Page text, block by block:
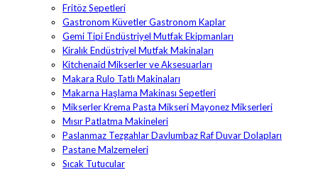
Fritöz Sepetleri
Gastronom Küvetler Gastronom Kaplar
Gemi Tipi Endüstriyel Mutfak Ekipmanları
Kiralık Endüstriyel Mutfak Makinaları
Kitchenaid Mikserler ve Aksesuarları
Makara Rulo Tatlı Makinaları
Makarna Haşlama Makinası Sepetleri
Mikserler Krema Pasta Mikseri Mayonez Mikserleri
Mısır Patlatma Makineleri
Paslanmaz Tezgahlar Davlumbaz Raf Duvar Dolapları
Pastane Malzemeleri
Sıcak Tutucular